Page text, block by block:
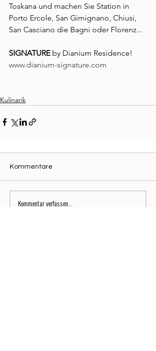
Toskana und machen Sie Station in
Porto Ercole, San Gimignano, Chiusi,
San Casciano die Bagni oder Florenz...
SIGNATURE by Dianium Residence!
www.dianium-signature.com
Kulinarik
Kommentare
Kommentar verfassen...